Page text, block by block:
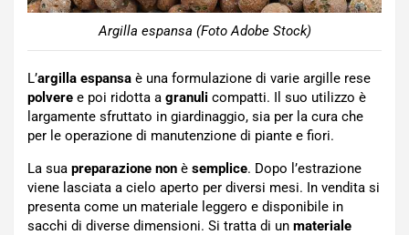
Argilla espansa (Foto Adobe Stock)
L’argilla espansa è una formulazione di varie argille rese
polvere e poi ridotta a granuli compatti. Il suo utilizzo è
largamente sfruttato in giardinaggio, sia per la cura che
per le operazione di manutenzione di piante e fiori.
La sua preparazione non è semplice. Dopo l’estrazione
viene lasciata a cielo aperto per diversi mesi. In vendita si
presenta come un materiale leggero e disponibile in
sacchi di diverse dimensioni. Si tratta di un materiale